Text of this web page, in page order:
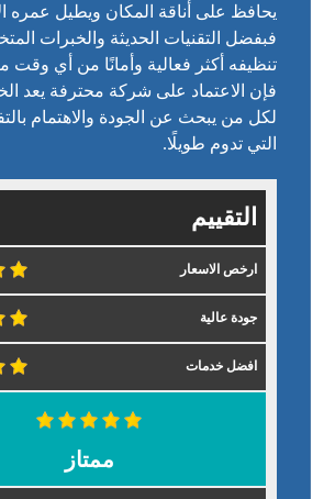
يحافظ على أناقة المكان ويطيل عمره
فبفضل التقنيات الحديثة والخبرات
تنظيفه أكثر فعالية وأمانًا من أي
فإن الاعتماد على شركة محترفة يعد
لكل من يبحث عن الجودة والاهتمام
التي تدوم طويلًا.
التقييم
ارخص الاسعار
جودة عالية
افضل خدمات
ممتاز